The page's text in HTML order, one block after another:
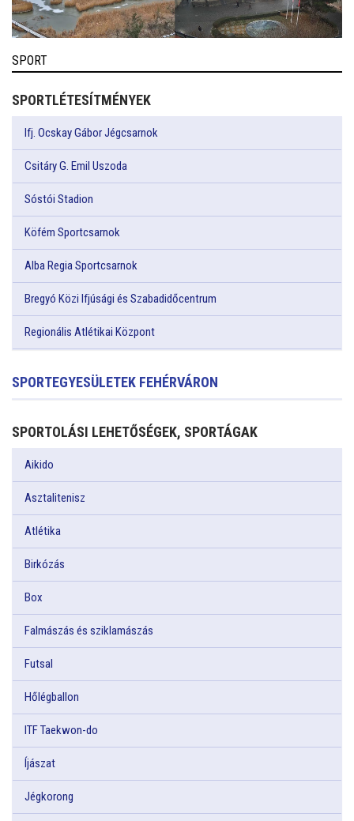
SPORT
SPORTLÉTESÍTMÉNYEK
Ifj. Ocskay Gábor Jégcsarnok
Csitáry G. Emil Uszoda
Sóstói Stadion
Köfém Sportcsarnok
Alba Regia Sportcsarnok
Bregyó Közi Ifjúsági és Szabadidőcentrum
Regionális Atlétikai Központ
SPORTEGYESÜLETEK FEHÉRVÁRON
SPORTOLÁSI LEHETŐSÉGEK, SPORTÁGAK
Aikido
Asztalitenisz
Atlétika
Birkózás
Box
Falmászás és sziklamászás
Futsal
Hőlégballon
ITF Taekwon-do
Íjászat
Jégkorong